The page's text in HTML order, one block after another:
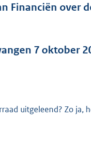
Financiën over
7 oktober
uitgeleend? Zo ja,